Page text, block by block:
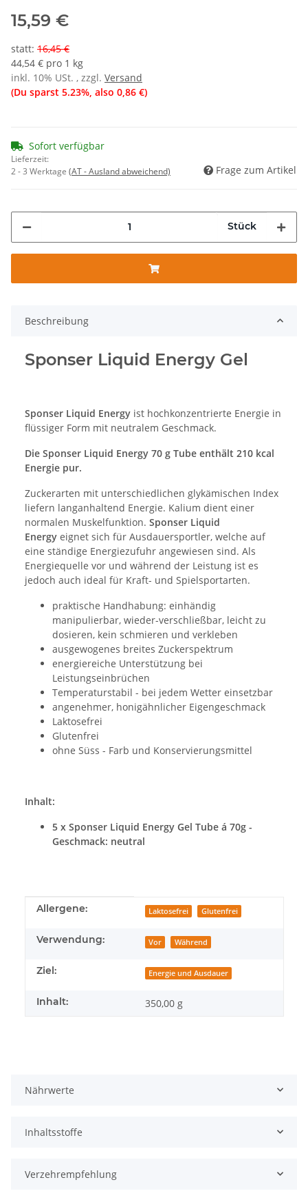
15,59 €
statt: 16,45 €
44,54 € pro 1 kg
inkl. 10% USt. , zzgl. Versand
(Du sparst 5.23%, also 0,86 €)
Sofort verfügbar
Lieferzeit:
2 - 3 Werktage (AT - Ausland abweichend) Frage zum Artikel
Stück
Beschreibung
Sponser Liquid Energy Gel
Sponser Liquid Energy ist hochkonzentrierte Energie in
flüssiger Form mit neutralem Geschmack.
Die Sponser Liquid Energy 70 g Tube enthält 210 kcal
Energie pur.
Zuckerarten mit unterschiedlichen glykämischen Index
liefern langanhaltend Energie. Kalium dient einer
normalen Muskelfunktion. Sponser Liquid
Energy eignet sich für Ausdauersportler, welche auf
eine ständige Energiezufuhr angewiesen sind. Als
Energiequelle vor und während der Leistung ist es
jedoch auch ideal für Kraft- und Spielsportarten.
praktische Handhabung: einhändig
manipulierbar, wieder-verschließbar, leicht zu
dosieren, kein schmieren und verkleben
ausgewogenes breites Zuckerspektrum
energiereiche Unterstützung bei
Leistungseinbrüchen
Temperaturstabil - bei jedem Wetter einsetzbar
angenehmer, honigähnlicher Eigengeschmack
Laktosefrei
Glutenfrei
ohne Süss - Farb und Konservierungsmittel
Inhalt:
5 x Sponser Liquid Energy Gel Tube á 70g -
Geschmack: neutral
Produkteigenschaft
Wert
Allergene: Laktosefrei Glutenfrei
Verwendung: Vor Während
Ziel: Energie und Ausdauer
Inhalt: 350,00 g
Nährwerte
Inhaltsstoffe
Verzehrempfehlung